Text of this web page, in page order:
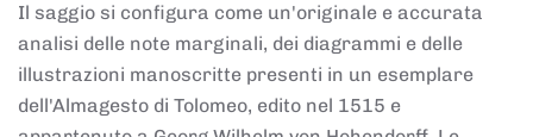
Il saggio si configura come un'originale e accurata
analisi delle note marginali, dei diagrammi e delle
illustrazioni manoscritte presenti in un esemplare
dell'Almagesto di Tolomeo, edito nel 1515 e